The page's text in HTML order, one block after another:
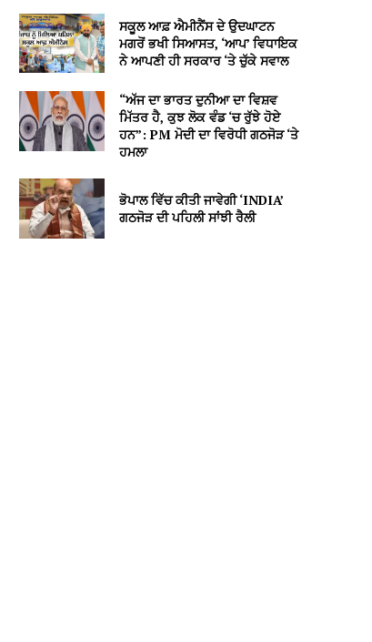
ਸਕੂਲ ਆਫ਼ ਐਮੀਨੈਂਸ ਦੇ ਉਦਘਾਟਨ
ਮਗਰੋਂ ਭਖੀ ਸਿਆਸਤ, ‘ਆਪ’ ਵਿਧਾਇਕ
ਨੇ ਆਪਣੀ ਹੀ ਸਰਕਾਰ ‘ਤੇ ਚੁੱਕੇ ਸਵਾਲ
“ਅੱਜ ਦਾ ਭਾਰਤ ਦੁਨੀਆ ਦਾ ਵਿਸ਼ਵ
ਮਿੱਤਰ ਹੈ, ਕੁਝ ਲੋਕ ਵੰਡ ‘ਚ ਰੁੱਝੇ ਹੋਏ
ਹਨ”: PM ਮੋਦੀ ਦਾ ਵਿਰੋਧੀ ਗਠਜੋੜ ‘ਤੇ
ਹਮਲਾ
ਭੋਪਾਲ ਵਿੱਚ ਕੀਤੀ ਜਾਵੇਗੀ ‘INDIA’
ਗਠਜੋੜ ਦੀ ਪਹਿਲੀ ਸਾਂਝੀ ਰੈਲੀ